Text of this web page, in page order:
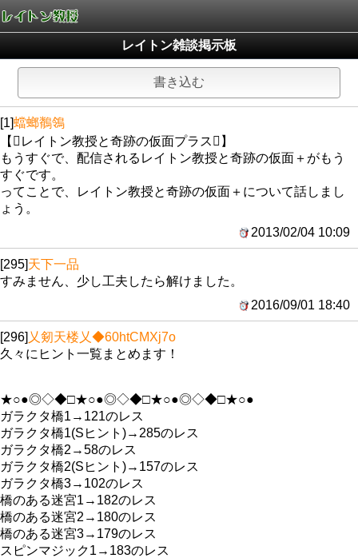
レイトン雑談掲示板
書き込む
[1]蟷螂鶺鴒
【レイトン教授と奇跡の仮面プラス】
もうすぐで、配信されるレイトン教授と奇跡の仮面＋がもう
すぐです。
ってことで、レイトン教授と奇跡の仮面＋について話しまし
ょう。
2013/02/04 10:09
[295]天下一品
すみません、少し工夫したら解けました。
2016/09/01 18:40
[296] 乂剱天楼乂◆60htCMXj7o
久々にヒント一覧まとめます！
★○●◎◇◆□★○●◎◇◆□★○●◎◇◆□★○●
ガラクタ橋1→121のレス
ガラクタ橋1(Sヒント)→285のレス
ガラクタ橋2→58のレス
ガラクタ橋2(Sヒント)→157のレス
ガラクタ橋3→102のレス
橋のある迷宮1→182のレス
橋のある迷宮2→180のレス
橋のある迷宮3→179のレス
スピンマジック1→183のレス